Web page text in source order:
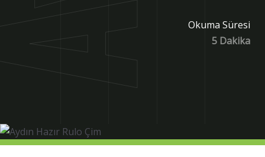
Okuma Süresi
5 Dakika